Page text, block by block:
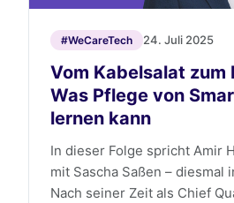
#WeCareTech 24. Juli 2025
Vom Kabelsalat zum
Was Pflege von
lernen kann
In dieser Folge spricht Amir
mit Sascha Saßen – diesmal
Nach seiner Zeit als Chief